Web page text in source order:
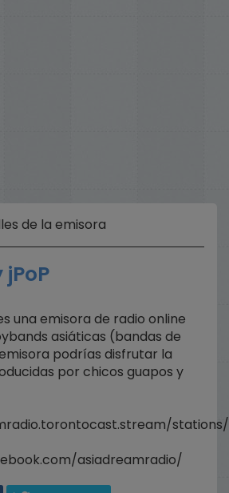
de la emisora
una emisora de radio online
asiáticas (bandas de
podrías disfrutar la
por chicos guapos y
asiadreamradio/